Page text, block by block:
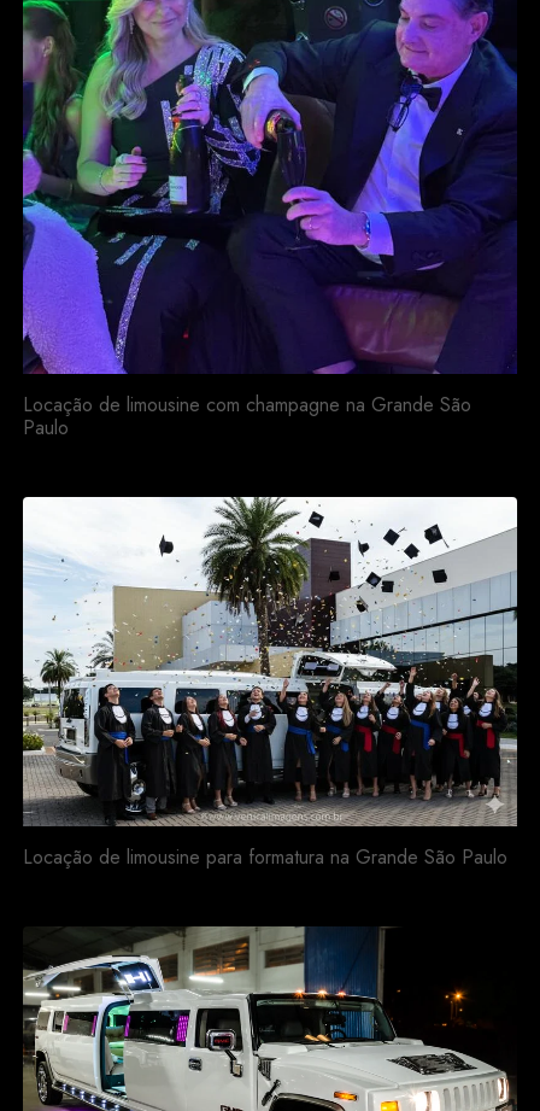
Locação de limousine com champagne na Grande São
Paulo
Locação de limousine para formatura na Grande São Paulo